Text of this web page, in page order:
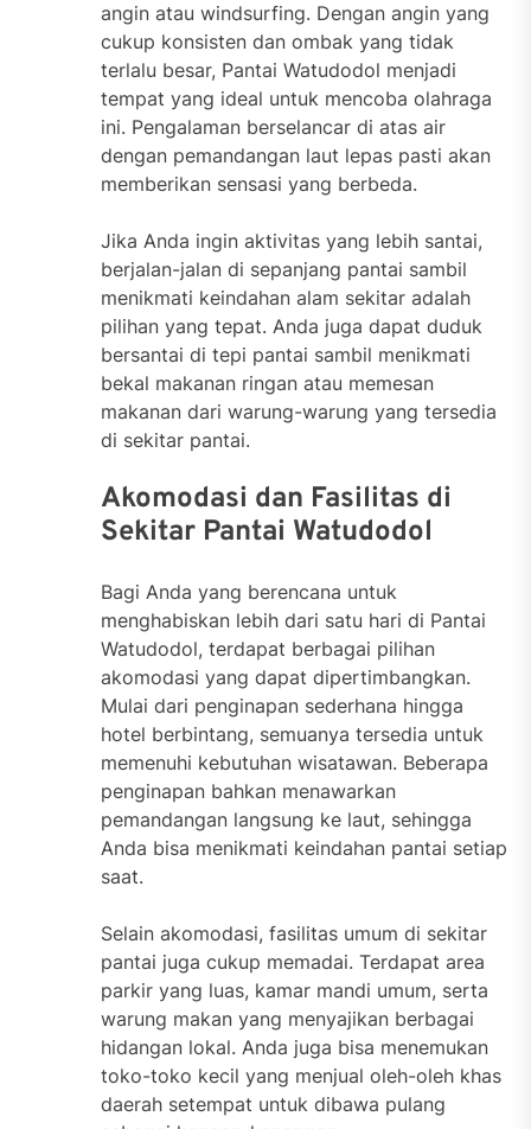
angin atau windsurfing. Dengan angin yang
cukup konsisten dan ombak yang tidak
terlalu besar, Pantai Watudodol menjadi
tempat yang ideal untuk mencoba olahraga
ini. Pengalaman berselancar di atas air
dengan pemandangan laut lepas pasti akan
memberikan sensasi yang berbeda.
Jika Anda ingin aktivitas yang lebih santai,
berjalan-jalan di sepanjang pantai sambil
menikmati keindahan alam sekitar adalah
pilihan yang tepat. Anda juga dapat duduk
bersantai di tepi pantai sambil menikmati
bekal makanan ringan atau memesan
makanan dari warung-warung yang tersedia
di sekitar pantai.
Akomodasi dan Fasilitas di
Sekitar Pantai Watudodol
Bagi Anda yang berencana untuk
menghabiskan lebih dari satu hari di Pantai
Watudodol, terdapat berbagai pilihan
akomodasi yang dapat dipertimbangkan.
Mulai dari penginapan sederhana hingga
hotel berbintang, semuanya tersedia untuk
memenuhi kebutuhan wisatawan. Beberapa
penginapan bahkan menawarkan
pemandangan langsung ke laut, sehingga
Anda bisa menikmati keindahan pantai setiap
saat.
Selain akomodasi, fasilitas umum di sekitar
pantai juga cukup memadai. Terdapat area
parkir yang luas, kamar mandi umum, serta
warung makan yang menyajikan berbagai
hidangan lokal. Anda juga bisa menemukan
toko-toko kecil yang menjual oleh-oleh khas
daerah setempat untuk dibawa pulang